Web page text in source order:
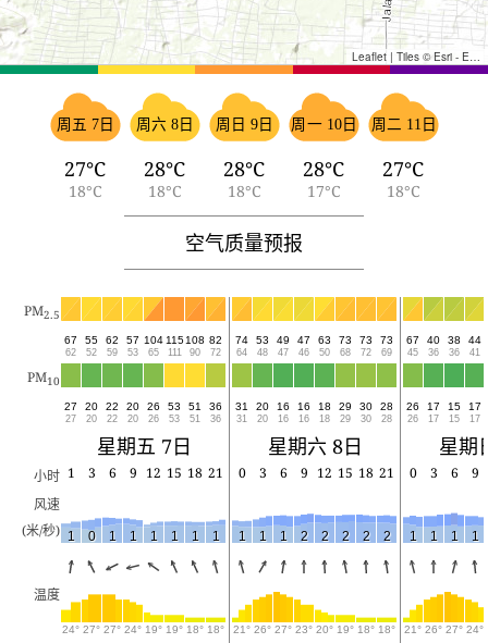
Leaflet | Tiles © Esri - Esri, DeLorme, NAVTEQ, TomTom, Intermap, iPC, USGS, FAO, NPS, NRCAN, GeoBase, Kadaster NL, Ordnance Survey, Esri Japan, METI, Esri China (Hong Kong), and the GIS User Community
周五 7日
27°C
18°C
周六 8日
28°C
18°C
周日 9日
28°C
18°C
周一 10日
28°C
17°C
周二 11日
27°C
18°C
空气质量预报
PM2.5
67
62
55
52
62
59
57
53
104
65
115
111
108
90
82
72
74
64
53
48
49
47
47
46
63
50
73
68
73
72
73
69
67
45
40
36
38
36
44
41
PM10
27
27
20
20
22
22
20
20
26
26
53
53
51
51
36
36
31
31
20
20
16
16
16
16
18
18
29
29
30
30
28
28
26
26
17
17
15
15
17
17
星期五 7日 星期六 8日 星期
小时 1 3 6 9 12 15 18 21 0 3 6 9 12 15 18 21 0 3 6
9
风速
(米/秒) 1 0 1 1 1 1 1 1 1 1 1 2 2 2 2 2 1 1 1 1
温度
24° 27° 27° 24° 19° 19° 18° 18° 21° 26° 27° 23° 20° 19° 18° 18° 21° 26° 27° 24°